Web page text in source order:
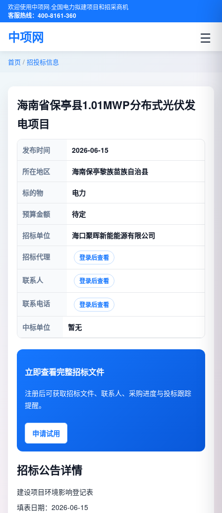
欢迎使用中项网·全国电力拟建项目和招采商机
客服热线：400-8161-360
中项网 ☰
首页 / 招投标信息
海南省保亭县1.01MWP分布式光伏发
电项目
发布时间 2026-06-15
所在地区 海南保亭黎族苗族自治县
标的物 电力
预算金额 待定
招标单位 海口聚晖新能能源有限公司
招标代理 登录后查看
联系人 登录后查看
联系电话 登录后查看
中标单位 暂无
立即查看完整招标文件
注册后可获取招标文件、联系人、采购进度与投标跟踪
提醒。
申请试用
招标公告详情
建设项目环境影响登记表
填表日期：2026-06-15